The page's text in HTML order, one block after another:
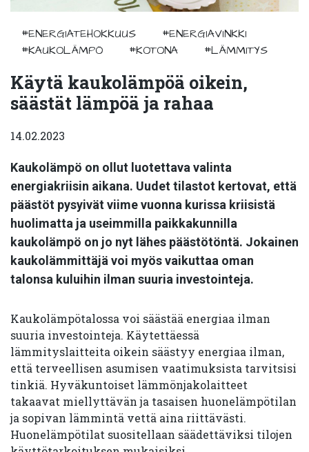
#ENERGIATEHOKKUUS
#ENERGIAVINKKI
#KAUKOLÄMPÖ
#KOTONA #LÄMMITYS
Käytä kaukolämpöä oikein,
säästät lämpöä ja rahaa
14.02.2023
Kaukolämpö on ollut luotettava valinta
energiakriisin aikana. Uudet tilastot kertovat, että
päästöt pysyivät viime vuonna kurissa kriisistä
huolimatta ja useimmilla paikkakunnilla
kaukolämpö on jo nyt lähes päästötöntä. Jokainen
kaukolämmittäjä voi myös vaikuttaa oman
talonsa kuluihin ilman suuria investointeja.
Kaukolämpötalossa voi säästää energiaa ilman
suuria investointeja. Käytettäessä
lämmityslaitteita oikein säästyy energiaa ilman,
että terveellisen asumisen vaatimuksista tarvitsisi
tinkiä. Hyväkuntoiset lämmönjakolaitteet
takaavat miellyttävän ja tasaisen huonelämpötilan
ja sopivan lämmintä vettä aina riittävästi.
Huonelämpötilat suositellaan säädettäviksi tilojen